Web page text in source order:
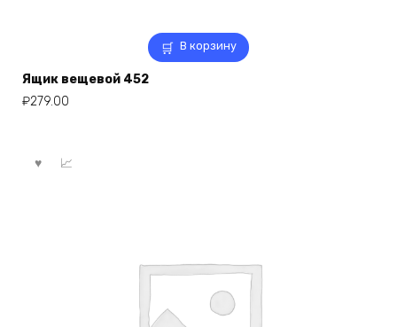
В корзину
Ящик вещевой 452
₽279.00